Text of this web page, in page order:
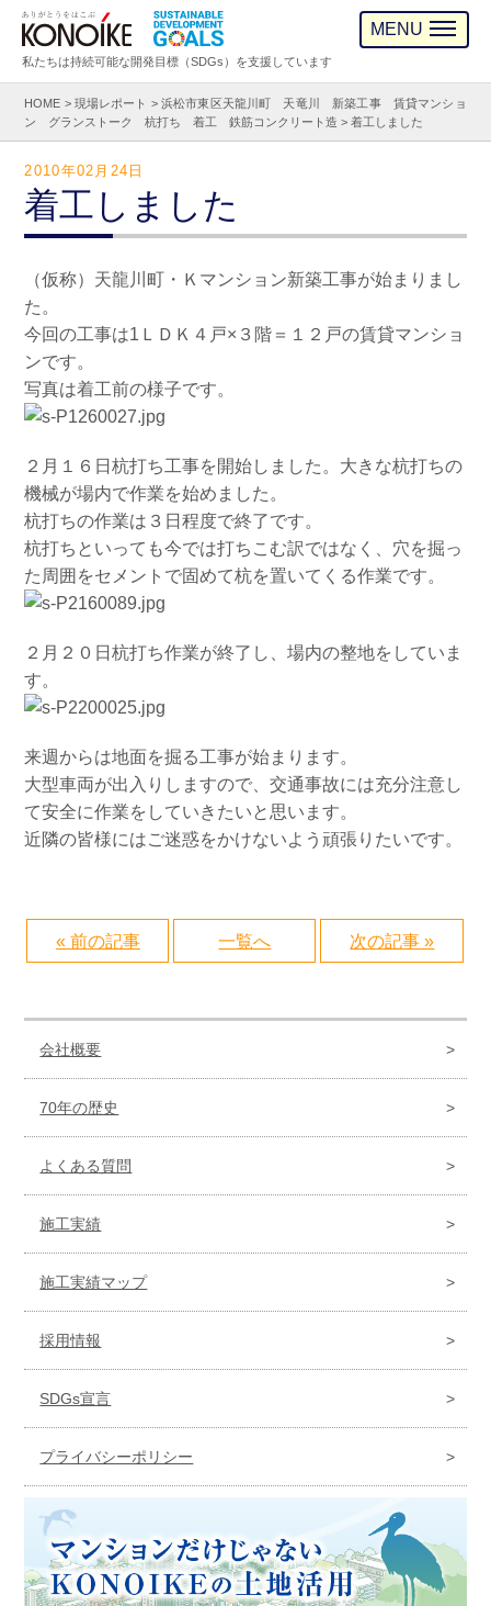
私たちは持続可能な開発目標（SDGs）を支援しています
MENU
HOME > 現場レポート > 浜松市東区天龍川町 天竜川 新築工事 賃貸マンショ
ン グランストーク 杭打ち 着工 鉄筋コンクリート造 >着工しました
2010年02月24日
着工しました
（仮称）天龍川町・Ｋマンション新築工事が始まりまし
た。
今回の工事は1ＬＤＫ４戸×３階＝１２戸の賃貸マンショ
ンです。
写真は着工前の様子です。
２月１６日杭打ち工事を開始しました。大きな杭打ちの
機械が場内で作業を始めました。
杭打ちの作業は３日程度で終了です。
杭打ちといっても今では打ちこむ訳ではなく、穴を掘っ
た周囲をセメントで固めて杭を置いてくる作業です。
２月２０日杭打ち作業が終了し、場内の整地をしていま
す。
来週からは地面を掘る工事が始まります。
大型車両が出入りしますので、交通事故には充分注意し
て安全に作業をしていきたいと思います。
近隣の皆様にはご迷惑をかけないよう頑張りたいです。
« 前の記事 一覧へ 次の記事 »
会社概要
70年の歴史
よくある質問
施工実績
施工実績マップ
採用情報
SDGs宣言
プライバシーポリシー